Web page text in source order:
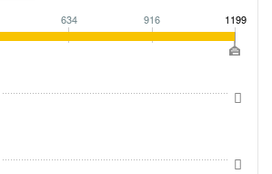
634 916 1199